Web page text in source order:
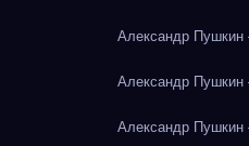
Александр
Александр
Александр